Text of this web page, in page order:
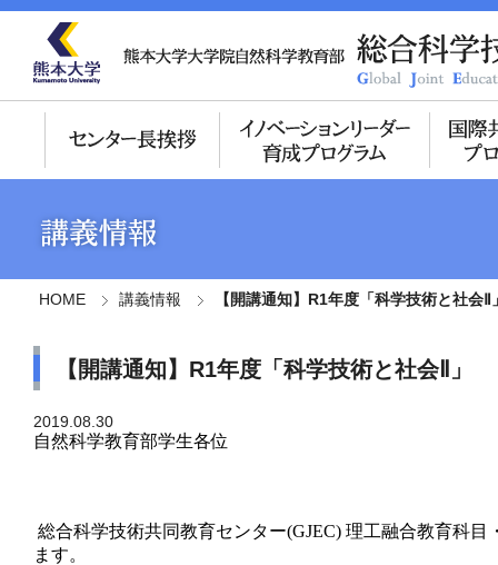
HOME 講義情報 【開講通知】R1年度「科学技術と社会Ⅱ
【開講通知】R1年度「科学技術と社会Ⅱ」
2019.08.30
自然科学教育部学生各位
総合科学技術共同教育センター(GJEC) 理工融合教育科目
ます。